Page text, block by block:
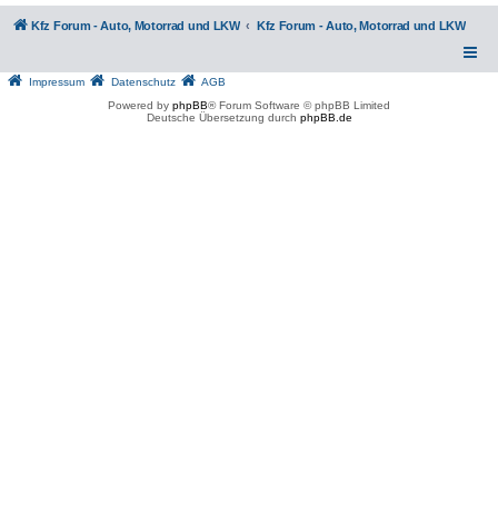
Kfz Forum - Auto, Motorrad und LKW Kfz Forum - Auto, Motorrad und LKW
Impressum Datenschutz
AGB
Powered by phpBB® Forum Software © phpBB Limited
Deutsche Übersetzung durch phpBB.de